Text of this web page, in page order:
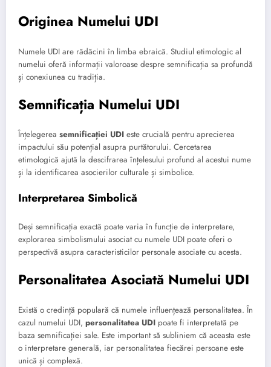
Originea Numelui UDI
Numele UDI are rădăcini în limba ebraică. Studiul etimologic al
numelui oferă informații valoroase despre semnificația sa profundă
și conexiunea cu tradiția.
Semnificația Numelui UDI
Înțelegerea semnificației UDI este crucială pentru aprecierea
impactului său potențial asupra purtătorului. Cercetarea
etimologică ajută la descifrarea înțelesului profund al acestui nume
și la identificarea asocierilor culturale și simbolice.
Interpretarea Simbolică
Deși semnificația exactă poate varia în funcție de interpretare,
explorarea simbolismului asociat cu numele UDI poate oferi o
perspectivă asupra caracteristicilor personale asociate cu acesta.
Personalitatea Asociată Numelui UDI
Există o credință populară că numele influențează personalitatea. În
cazul numelui UDI, personalitatea UDI poate fi interpretată pe
baza semnificației sale. Este important să subliniem că aceasta este
o interpretare generală, iar personalitatea fiecărei persoane este
unică și complexă.